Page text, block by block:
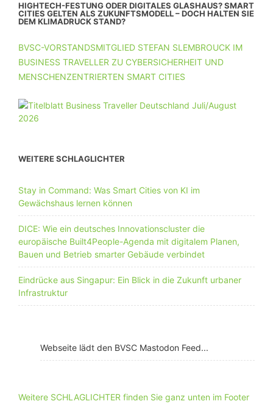
HIGHTECH-FESTUNG ODER DIGITALES GLASHAUS? SMART
CITIES GELTEN ALS ZUKUNFTSMODELL – DOCH HALTEN SIE
DEM KLIMADRUCK STAND?
BVSC-VORSTANDSMITGLIED STEFAN SLEMBROUCK IM
BUSINESS TRAVELLER ZU CYBERSICHERHEIT UND
MENSCHENZENTRIERTEN SMART CITIES
WEITERE SCHLAGLICHTER
Stay in Command: Was Smart Cities von KI im
Gewächshaus lernen können
DICE: Wie ein deutsches Innovationscluster die
europäische Built4People-Agenda mit digitalem Planen,
Bauen und Betrieb smarter Gebäude verbindet
Eindrücke aus Singapur: Ein Blick in die Zukunft urbaner
Infrastruktur
Webseite lädt den BVSC Mastodon Feed...
Weitere SCHLAGLICHTER finden Sie ganz unten im Footer